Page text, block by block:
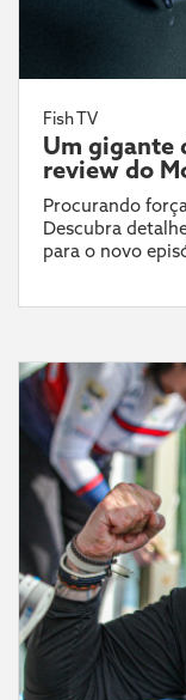
Fish TV
Um gigante
review do
Procurando
Descubra
para o novo